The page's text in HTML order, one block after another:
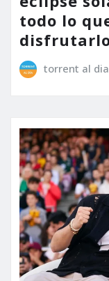
todo lo
torrent al dia